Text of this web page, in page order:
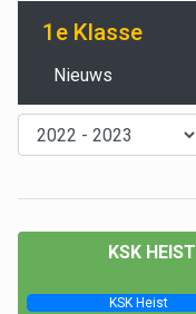
1e Klasse
Nieuws
KSK HEIST
KSK Heist